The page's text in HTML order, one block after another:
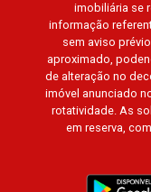
imobiliária se
informação
sem aviso
aproximado,
de alteração no
imóvel anunciado
rotatividade. As
em reserva,